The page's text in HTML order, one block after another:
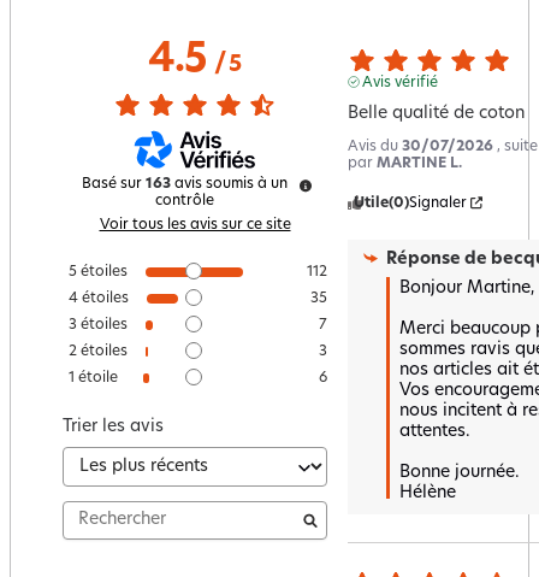
4.5/ 5
Basé sur 163 avis soumis à un
contrôle
Voir tous les avis sur ce site
5 étoiles
112
4 étoiles
35
3 étoiles
7
2 étoiles
3
1 étoile 6
Trier les avis
Avis vérifié
Belle qualité de coton
Avis du 30/07/2026 ,
par MARTINE L.
Utile(0)Signaler
Réponse de
Bonjour Martine,
Merci beaucoup
sommes ravis
nos articles ait
Vos
nous incitent à
attentes.
Bonne journée.
Hélène